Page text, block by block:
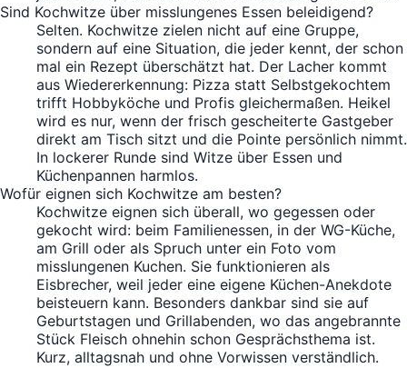
Sind Kochwitze über misslungenes Essen beleidigend?
Selten. Kochwitze zielen nicht auf eine Gruppe,
sondern auf eine Situation, die jeder kennt, der schon
mal ein Rezept überschätzt hat. Der Lacher kommt
aus Wiedererkennung: Pizza statt Selbstgekochtem
trifft Hobbyköche und Profis gleichermaßen. Heikel
wird es nur, wenn der frisch gescheiterte Gastgeber
direkt am Tisch sitzt und die Pointe persönlich nimmt.
In lockerer Runde sind Witze über Essen und
Küchenpannen harmlos.
Wofür eignen sich Kochwitze am besten?
Kochwitze eignen sich überall, wo gegessen oder
gekocht wird: beim Familienessen, in der WG-Küche,
am Grill oder als Spruch unter ein Foto vom
misslungenen Kuchen. Sie funktionieren als
Eisbrecher, weil jeder eine eigene Küchen-Anekdote
beisteuern kann. Besonders dankbar sind sie auf
Geburtstagen und Grillabenden, wo das angebrannte
Stück Fleisch ohnehin schon Gesprächsthema ist.
Kurz, alltagsnah und ohne Vorwissen verständlich.